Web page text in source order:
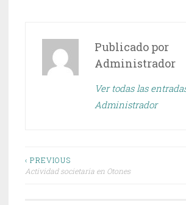
Publicado por
Administrador
Ver todas las
Administrador
Navegación
‹ PREVIOUS
Actividad societaria en Otones